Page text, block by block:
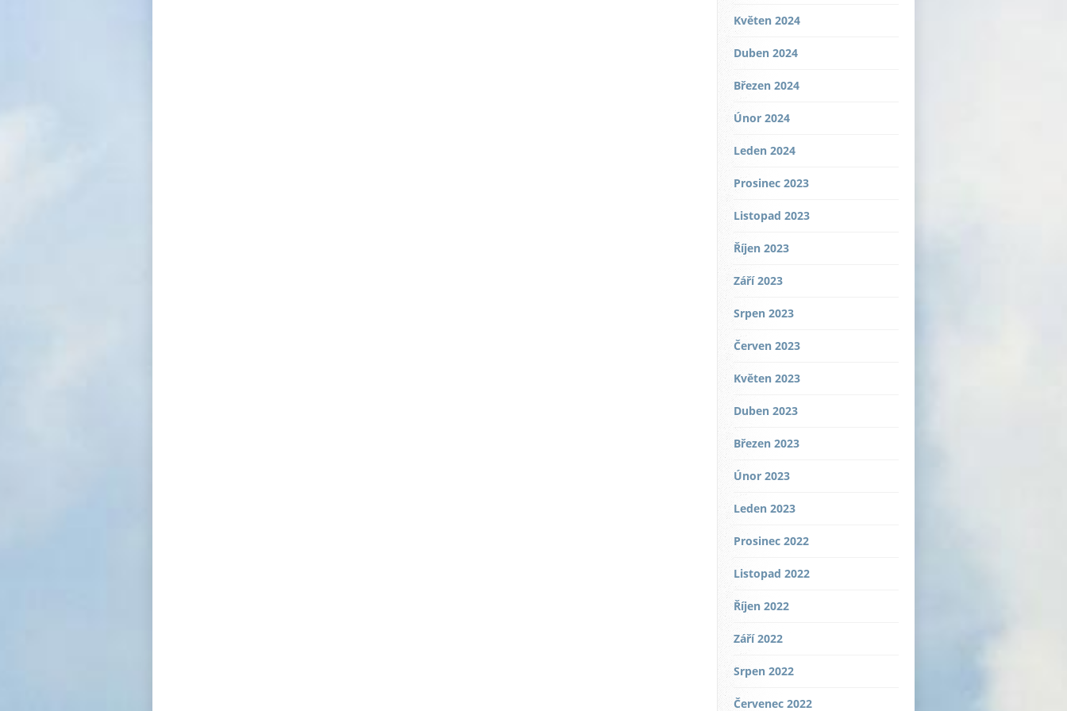
Květen 2024
Duben 2024
Březen 2024
Únor 2024
Leden 2024
Prosinec 2023
Listopad 2023
Říjen 2023
Září 2023
Srpen 2023
Červen 2023
Květen 2023
Duben 2023
Březen 2023
Únor 2023
Leden 2023
Prosinec 2022
Listopad 2022
Říjen 2022
Září 2022
Srpen 2022
Červenec 2022